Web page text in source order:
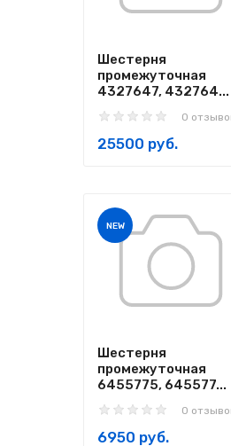
Шестерня
промежуточная
4327647, 432764...
0
25500 руб.
NEW
Шестерня
промежуточная
6455775, 645577...
0
6950 руб.